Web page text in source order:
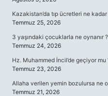
Kazakistan’da tıp ücretleri ne kadar
Temmuz 25, 2026
3 yaşındaki çocuklarla ne oynanır ?
Temmuz 24, 2026
Hz. Muhammed İncil’de geçiyor mu
Temmuz 23, 2026
Allaha verilen yemin bozulursa ne
Temmuz 21, 2026